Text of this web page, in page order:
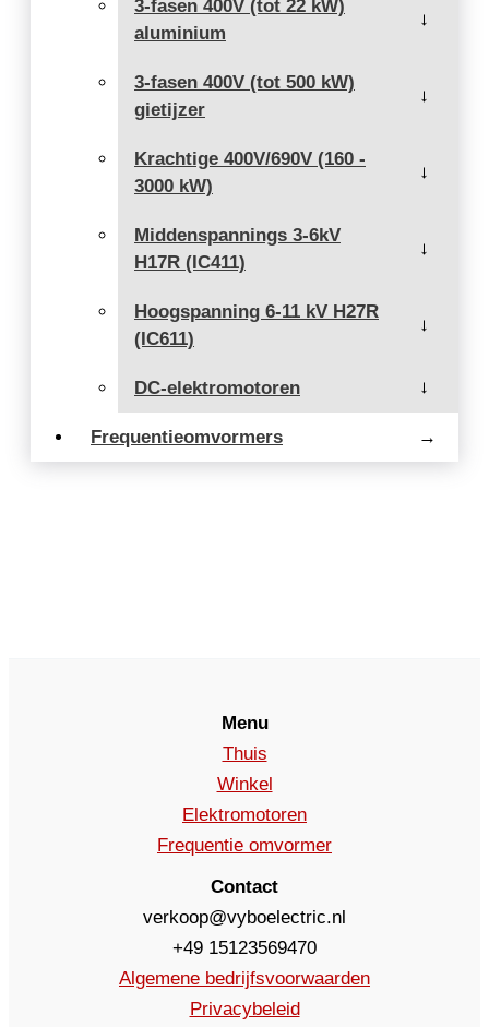
3-fasen 400V (tot 22 kW)
aluminium
→
3-fasen 400V (tot 500 kW)
gietijzer
→
Krachtige 400V/690V (160 -
3000 kW)
→
Middenspannings 3-6kV
H17R (IC411)
→
Hoogspanning 6-11 kV H27R
(IC611)
→
DC-elektromotoren →
Frequentieomvormers →
Menu
Thuis
Winkel
Elektromotoren
Frequentie omvormer
Contact
verkoop@vyboelectric.nl
+49 15123569470
Algemene bedrijfsvoorwaarden
Privacybeleid